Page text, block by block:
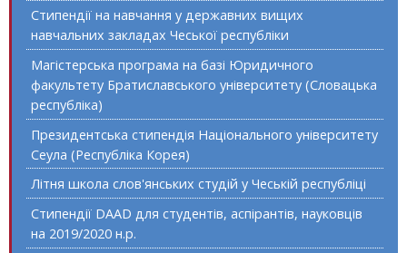
Стипендії на навчання у державних вищих
навчальних закладах Чеської республіки
Магістерська програма на базі Юридичного
факультету Братиславського університету (Словацька
республіка)
Президентська стипендія Національного університету
Сеула (Республіка Корея)
Літня школа слов'янських студій у Чеській республіці
Стипендії DAAD для студентів, аспірантів, науковців
на 2019/2020 н.р.